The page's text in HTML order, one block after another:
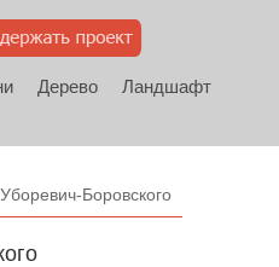
Дерево
Ландшафт
Боровского